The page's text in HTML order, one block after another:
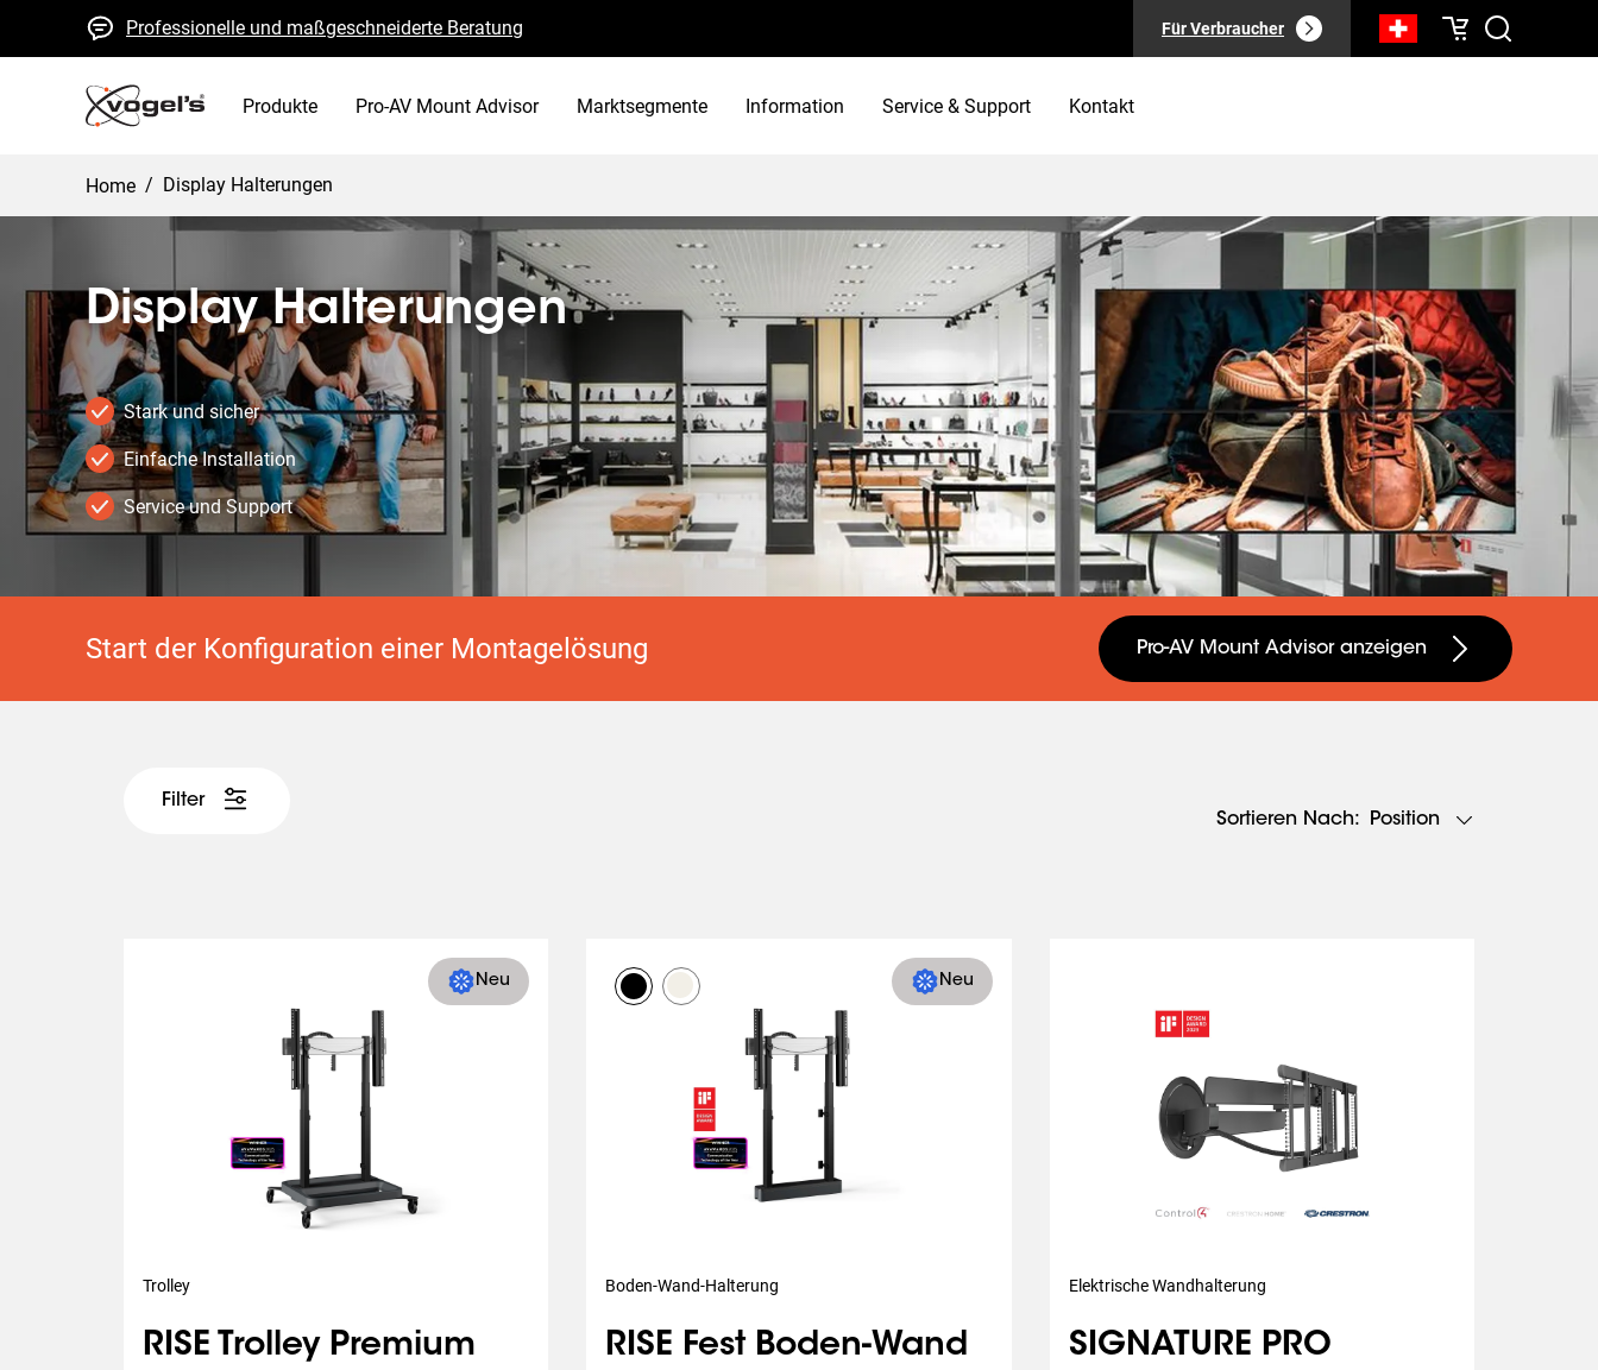
Professionelle und maßgeschneiderte Beratung
Schnelle Kostenvoranschläge und Lieferung
Hohe Qualität garantiert
Für Verbraucher
Produkte Pro-AV Mount Advisor Marktsegmente Information Service & Support Kontakt
Home / Display Halterungen
Display Halterungen
Stark und sicher
Einfache Installation
Service und Support
Start der Konfiguration einer Montagelösung Pro-AV Mount Advisor anzeigen
Filter
Sortieren Nach:
Position
Neu
Trolley
RISE Trolley Premium
Neu
Boden-Wand-Halterung
RISE Fest Boden-Wand
Elektrische Wandhalterung
SIGNATURE PRO